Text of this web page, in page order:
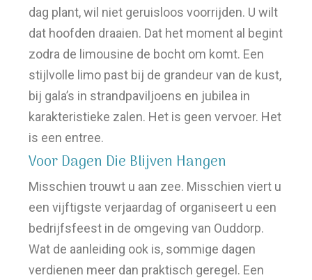
dag plant, wil niet geruisloos voorrijden. U wilt
dat hoofden draaien. Dat het moment al begint
zodra de limousine de bocht om komt. Een
stijlvolle limo past bij de grandeur van de kust,
bij gala’s in strandpaviljoens en jubilea in
karakteristieke zalen. Het is geen vervoer. Het
is een entree.
Voor Dagen Die Blijven Hangen
Misschien trouwt u aan zee. Misschien viert u
een vijftigste verjaardag of organiseert u een
bedrijfsfeest in de omgeving van Ouddorp.
Wat de aanleiding ook is, sommige dagen
verdienen meer dan praktisch geregel. Een